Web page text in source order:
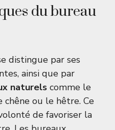
du bureau
distingue par ses
ainsi que par
naturels comme le
ou le hêtre. Ce
de favoriser la